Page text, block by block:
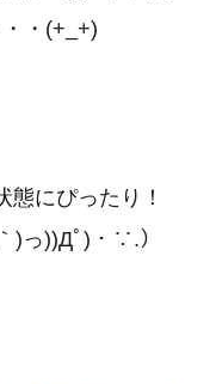
・(+_+)
態にぴったり！
)っ))Дﾟ)・∵.）